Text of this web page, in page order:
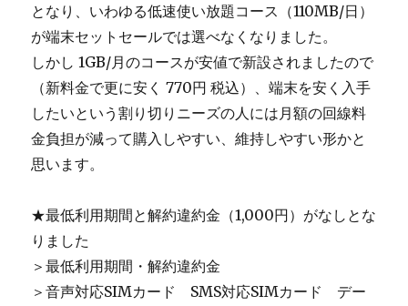
となり、いわゆる低速使い放題コース（110MB/日）
が端末セットセールでは選べなくなりました。
しかし 1GB/月のコースが安値で新設されましたので
（新料金で更に安く 770円 税込）、端末を安く入手
したいという割り切りニーズの人には月額の回線料
金負担が減って購入しやすい、維持しやすい形かと
思います。
★最低利用期間と解約違約金（1,000円）がなしとな
りました
＞最低利用期間・解約違約金
＞音声対応SIMカード SMS対応SIMカード デー